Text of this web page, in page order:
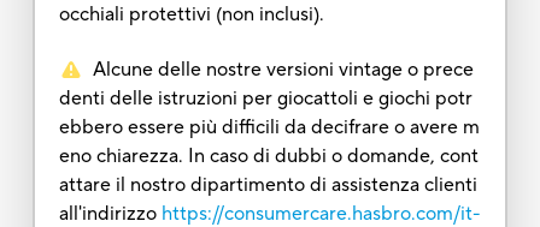
occhiali protettivi (non inclusi).
Alcune delle nostre versioni vintage o prece
denti delle istruzioni per giocattoli e giochi potr
ebbero essere più difficili da decifrare o avere m
eno chiarezza. In caso di dubbi o domande, cont
attare il nostro dipartimento di assistenza clienti
all'indirizzo https://consumercare.hasbro.com/it-